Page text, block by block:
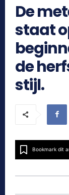
De
staat
de
stijl.
Bookmark dit